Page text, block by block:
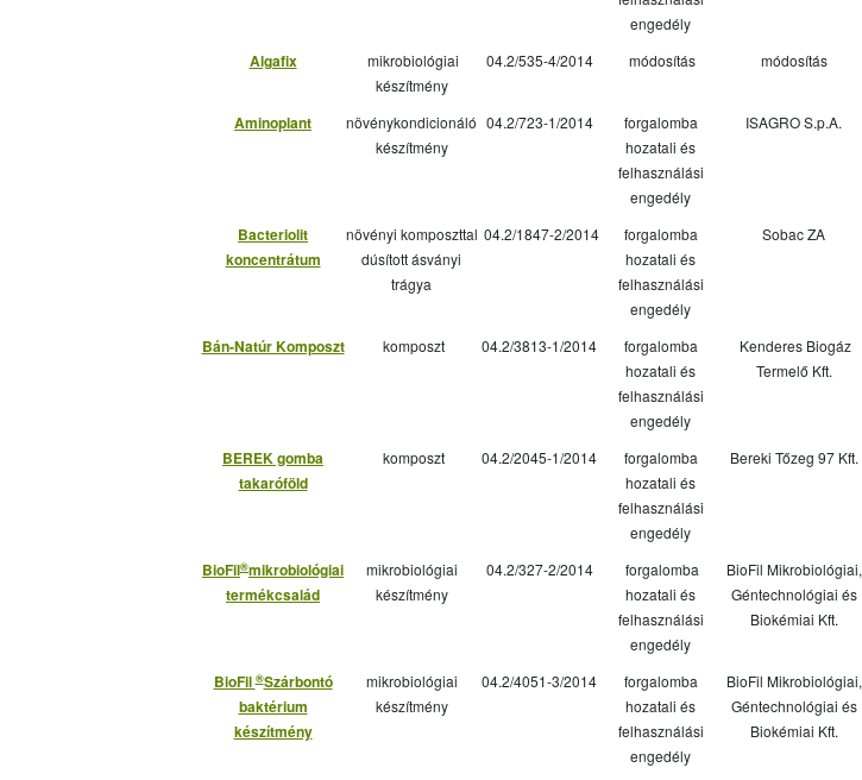
engedély
Algafix
mikrobiológiai
készítmény
04.2/535-4/2014 módosítás módosítás
Aminoplant
növénykondicionáló
készítmény
04.2/723-1/2014
forgalomba
hozatali és
felhasználási
engedély
ISAGRO S.p.A.
Bacteriolit
koncentrátum
növényi komposzttal
dúsított ásványi
trágya
04.2/1847-2/2014
forgalomba
hozatali és
felhasználási
engedély
Sobac ZA
Bán-Natúr Komposzt komposzt 04.2/3813-1/2014
forgalomba
hozatali és
felhasználási
engedély
Kenderes Biogáz
Termelő Kft.
BEREK gomba
takaróföld
komposzt 04.2/2045-1/2014
forgalomba
hozatali és
felhasználási
engedély
Bereki Tőzeg 97 Kft.
BioFil®mikrobiológiai
termékcsalád
mikrobiológiai
készítmény
04.2/327-2/2014
forgalomba
hozatali és
felhasználási
engedély
BioFil Mikrobiológiai,
Géntechnológiai és
Biokémiai Kft.
BioFil®Szárbontó
baktérium
készítmény
mikrobiológiai
készítmény
04.2/4051-3/2014
forgalomba
hozatali és
felhasználási
engedély
BioFil Mikrobiológiai,
Géntechnológiai és
Biokémiai Kft.